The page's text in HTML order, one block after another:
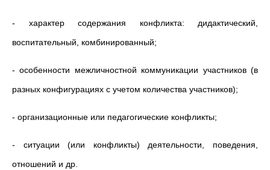
- характер содержания конфликта: дидактический,
воспитательный, комбинированный;
- особенности межличностной коммуникации участников (в
разных конфигурациях с учетом количества участников);
- организационные или педагогические конфликты;
- ситуации (или конфликты) деятельности, поведения,
отношений и др.